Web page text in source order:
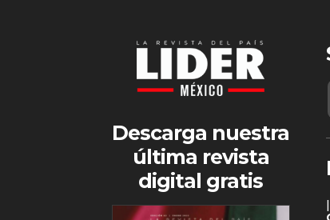
Descarga nuestra
última revista
digital gratis